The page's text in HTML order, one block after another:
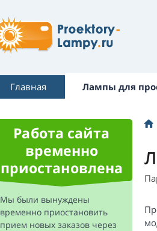
Главная Лампы для
Работа сайта
временно
приостановлена
Мы были вынуждены
временно приостановить
прием новых заказов через